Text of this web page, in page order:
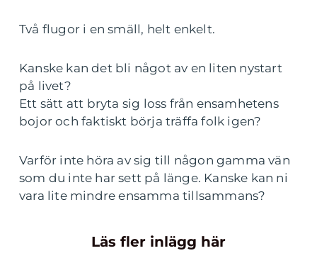
Två flugor i en smäll, helt enkelt.
Kanske kan det bli något av en liten nystart
på livet?
Ett sätt att bryta sig loss från ensamhetens
bojor och faktiskt börja träffa folk igen?
Varför inte höra av sig till någon gamma vän
som du inte har sett på länge. Kanske kan ni
vara lite mindre ensamma tillsammans?
Läs fler inlägg här